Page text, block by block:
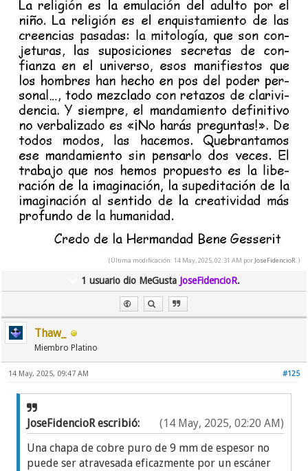
(Última modificación: 14 May, 2025, 02:31 AM por JoseFidencioR .)
1 usuario dio MeGusta JoseFidencioR.
Thaw_
Miembro Platino
#125
14 May, 2025, 09:47 AM
(14 May, 2025, 02:20 AM)
JoseFidencioR escribió:
Una chapa de cobre puro de 9 mm de espesor no
puede ser atravesada eficazmente por un escáner